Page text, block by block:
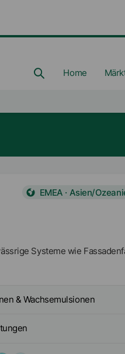
Home
EMEA · Asien/
Systeme wie
& Wachsemulsionen